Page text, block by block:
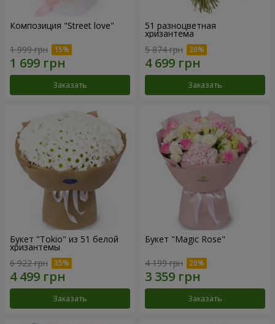
Композиция "Street love"
1 999 грн
Заказать
51 разноцветная
хризантема
5 874 грн
Заказать
Букет "Tokio" из 51 белой
хризантемы
6 922 грн
Заказать
Букет "Magic Rose"
4 199 грн
Заказать